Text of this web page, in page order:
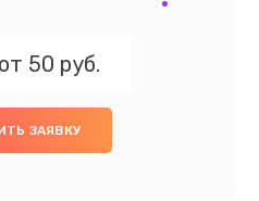
от 50 руб.
ЗАЯВКУ